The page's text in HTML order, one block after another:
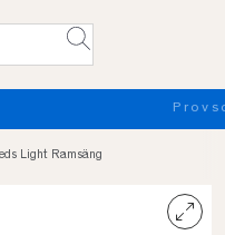
100 nätter. Läs mer
Light Ramsäng